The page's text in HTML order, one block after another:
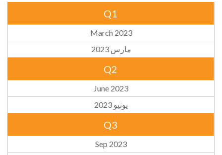
Q1
March 2023
مارس 2023
Q2
June 2023
يونيو 2023
Q3
Sep 2023